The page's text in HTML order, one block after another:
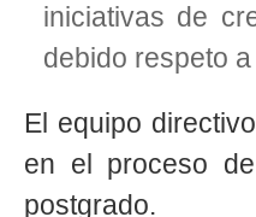
iniciativas de
debido respeto
El equipo
en el proceso
postgrado.